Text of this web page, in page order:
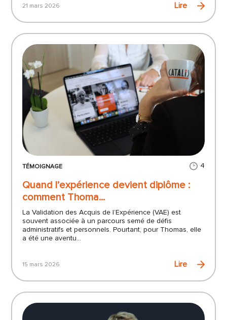
21 mars 2026 Lire
TÉMOIGNAGE 4
Quand l’expérience devient diplôme :
comment Thoma...
La Validation des Acquis de l’Expérience (VAE) est
souvent associée à un parcours semé de défis
administratifs et personnels. Pourtant, pour Thomas, elle
a été une aventu...
15 mars 2026 Lire